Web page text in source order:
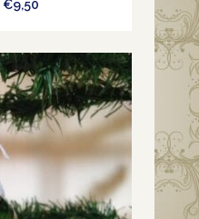
Oorspronkelijke
was:
€22,50.
€9,50Huidige
is:
€9,50.